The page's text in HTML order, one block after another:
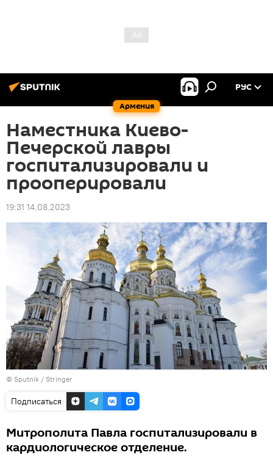
Армения
РУС
Наместника Киево-
Печерской лавры
госпитализировали и
прооперировали
19:31 14.08.2023
© Sputnik / Stringer
Подписаться
Митрополита Павла госпитализировали в
кардиологическое отделение.